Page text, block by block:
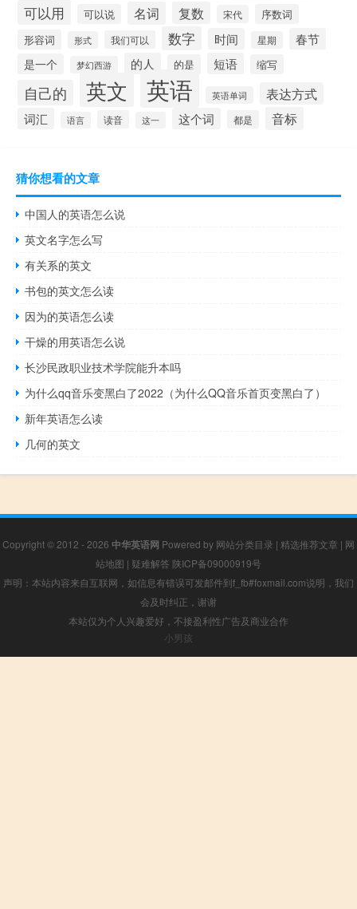
可以用 可以说 名词 复数 宋代
序数词
形容词
形式 我们可以 数字 时间 星期 春节
是一个 梦幻西游 的人 的是 短语 缩写
自己的 英文 英语 英语单词 表达方式
词汇 语言 读音 这一 这个词 都是 音标
猜你想看的文章
中国人的英语怎么说
英文名字怎么写
有关系的英文
书包的英文怎么读
因为的英语怎么读
干燥的用英语怎么说
长沙民政职业技术学院能升本吗
为什么qq音乐变黑白了2022（为什么QQ音乐首页变黑白了）
新年英语怎么读
几何的英文
Copyright © 2012 - 2026 中华英语网 Powered by 网站分类目录 | 精选推荐文章 | 网
站地图 | 疑难解答 陕ICP备09000919号
声明：本站内容来自互联网，如信息有错误可发邮件到f_fb#foxmail.com说明，我们
会及时纠正，谢谢
本站仅为个人兴趣爱好，不接盈利性广告及商业合作
小男孩